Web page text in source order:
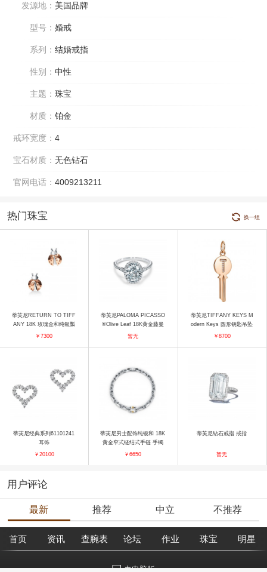
发源地： 美国品牌
型号： 婚戒
系列： 结婚戒指
性别： 中性
主题： 珠宝
材质： 铂金
戒环宽度： 4
宝石材质： 无色钻石
官网电话： 4009213211
热门珠宝 换一组
蒂芙尼RETURN TO TIFF
ANY 18K 玫瑰金和纯银瓢
虫耳环 耳饰
￥7300
蒂芙尼PALOMA PICASSO
®Olive Leaf 18K黄金藤曼
耳环 耳饰
暂无
蒂芙尼TIFFANY KEYS M
odern Keys 圆形钥匙吊坠
吊坠
￥8700
蒂芙尼经典系列61101241
耳饰
￥20100
蒂芙尼男士配饰纯银和 18K
黄金窄式链结式手链 手镯
￥6650
蒂芙尼钻石戒指 戒指
暂无
用户评论
最新 推荐 中立 不推荐
首页 资讯 查腕表 论坛 作业 珠宝 明星
去电脑版